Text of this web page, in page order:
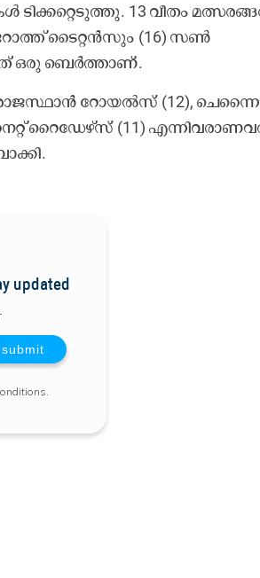
13 വീതം
ടൈറ്റൻസും (16) സൺ
ഒരു ബെർത്താണ്.
റോയൽസ് (12), ചെന്നൈ
റൈഡേഴ്സ് (11)
updated